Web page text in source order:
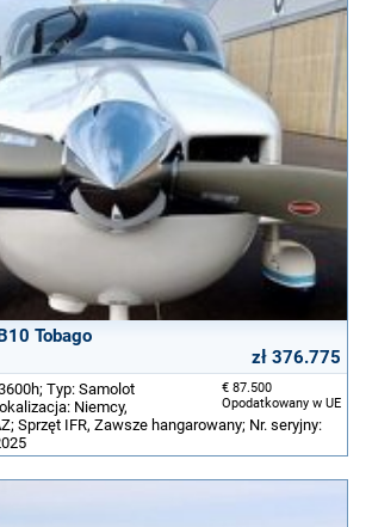
Tobago
zł 376.775
€ 87.500
Opodatkowany w UE
Typ: Samolot
Niemcy,
Sprzęt IFR, Zawsze hangarowany; Nr. seryjny: